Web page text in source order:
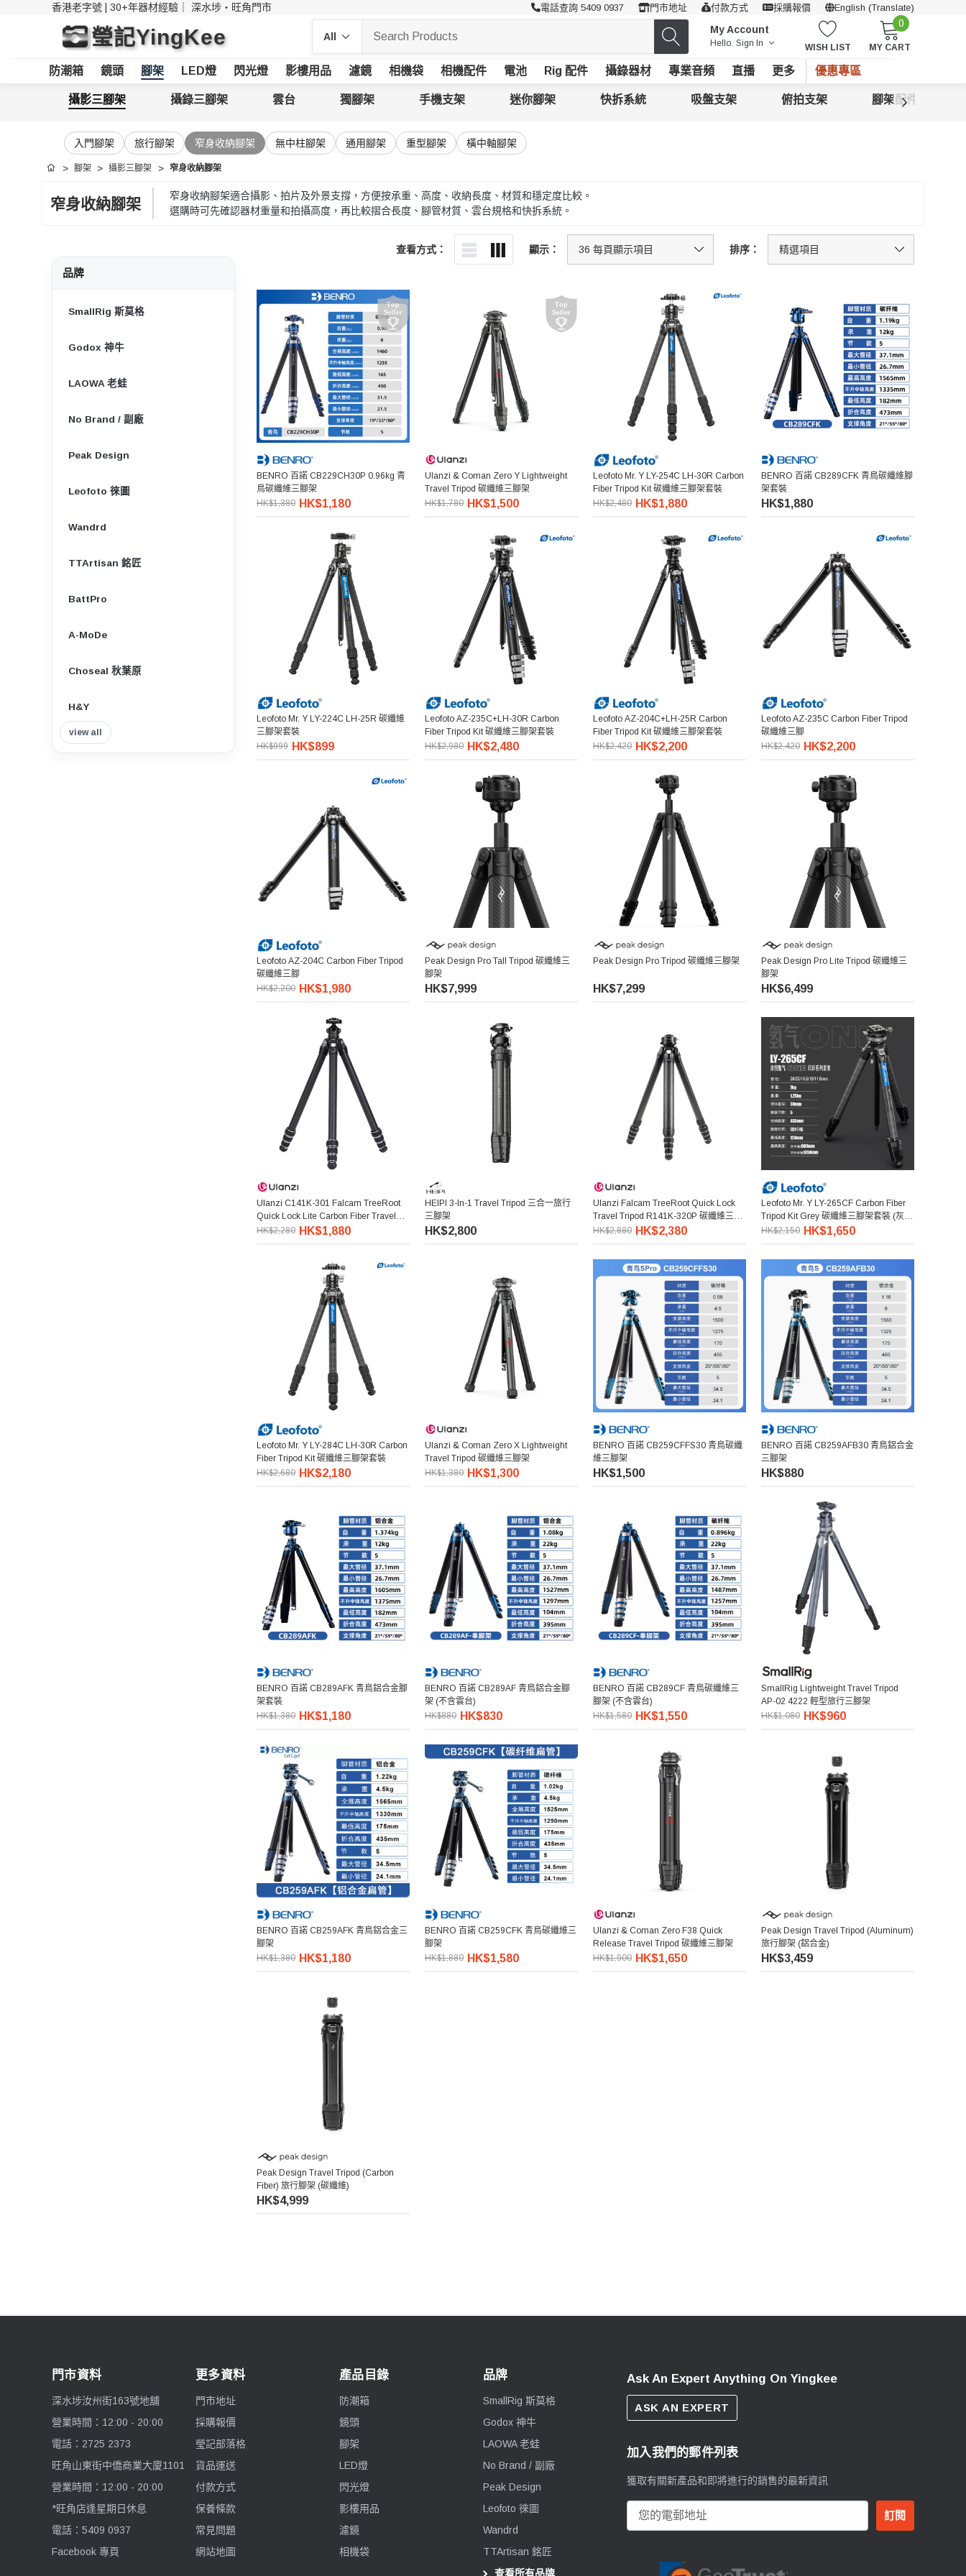
香港老字號 | 30+年器材經驗｜ 深水埗・旺角門市 電話查詢 5409 0937 門市地址 付款方式 採購報價 English (Translate)
瑩記YingKee My Account
Hello. Sign In WISH LIST
0
MY CART
防潮箱 鏡頭 腳架 LED燈 閃光燈 影樓用品 濾鏡 相機袋 相機配件 電池 Rig 配件 攝錄器材 專業音頻 直播 更多 優惠專區
攝影三腳架 攝錄三腳架 雲台 獨腳架 手機支架 迷你腳架 快拆系統 吸盤支架 俯拍支架 腳架配件
入門腳架 旅行腳架 窄身收納腳架 無中柱腳架 通用腳架 重型腳架 橫中軸腳架
首頁 腳架 攝影三腳架 窄身收納腳架
窄身收納腳架
窄身收納腳架適合攝影、拍片及外景支撐，方便按承重、高度、收納長度、材質和穩定度比較。
選購時可先確認器材重量和拍攝高度，再比較摺合長度、腳管材質、雲台規格和快拆系統。
查看方式： 顯示： 排序：
品牌
SmallRig 斯莫格
Godox 神牛
LAOWA 老蛙
No Brand / 副廠
Peak Design
Leofoto 徠圖
Wandrd
TTArtisan 銘匠
BattPro
A-MoDe
Choseal 秋葉原
H&Y
Insta360
Telesin 泰迅
Belkin
ProGrade Digital
view all
BENRO 百諾 CB229CH30P 0.96kg 青
鳥碳纖維三腳架
HK$1,380 HK$1,180
Ulanzi & Coman Zero Y Lightweight
Travel Tripod 碳纖維三腳架
HK$1,780 HK$1,500
Leofoto Mr. Y LY-254C LH-30R Carbon
Fiber Tripod Kit 碳纖維三腳架套裝
HK$2,480 HK$1,880
BENRO 百諾 CB289CFK 青鳥碳纖維腳
架套裝
HK$1,880
Leofoto Mr. Y LY-224C LH-25R 碳纖維
三腳架套裝
HK$999 HK$899
Leofoto AZ-235C+LH-30R Carbon
Fiber Tripod Kit 碳纖維三腳架套裝
HK$2,980 HK$2,480
Leofoto AZ-204C+LH-25R Carbon
Fiber Tripod Kit 碳纖維三腳架套裝
HK$2,420 HK$2,200
Leofoto AZ-235C Carbon Fiber Tripod
碳纖維三腳
HK$2,420 HK$2,200
Leofoto AZ-204C Carbon Fiber Tripod
碳纖維三腳
HK$2,200 HK$1,980
Peak Design Pro Tall Tripod 碳纖維三
腳架
HK$7,999
Peak Design Pro Tripod 碳纖維三腳架
HK$7,299
Peak Design Pro Lite Tripod 碳纖維三
腳架
HK$6,499
Ulanzi C141K-301 Falcam TreeRoot
Quick Lock Lite Carbon Fiber Travel
Tripod Kit 碳纖維三腳架
HK$2,280 HK$1,880
HEIPI 3-In-1 Travel Tripod 三合一旅行
三腳架
HK$2,800
Ulanzi Falcam TreeRoot Quick Lock
Travel Tripod R141K-320P 碳纖維三腳
架
HK$2,880 HK$2,380
Leofoto Mr. Y LY-265CF Carbon Fiber
Tripod Kit Grey 碳纖維三腳架套裝 (灰
色)
HK$2,150 HK$1,650
Leofoto Mr. Y LY-284C LH-30R Carbon
Fiber Tripod Kit 碳纖維三腳架套裝
HK$2,680 HK$2,180
Ulanzi & Coman Zero X Lightweight
Travel Tripod 碳纖維三腳架
HK$1,380 HK$1,300
BENRO 百諾 CB259CFFS30 青鳥碳纖
維三腳架
HK$1,500
BENRO 百諾 CB259AFB30 青鳥鋁合金
三腳架
HK$880
BENRO 百諾 CB289AFK 青鳥鋁合金腳
架套裝
HK$1,380 HK$1,180
BENRO 百諾 CB289AF 青鳥鋁合金腳
架 (不含雲台)
HK$880 HK$830
BENRO 百諾 CB289CF 青鳥碳纖維三
腳架 (不含雲台)
HK$1,580 HK$1,550
SmallRig Lightweight Travel Tripod
AP-02 4222 輕型旅行三腳架
HK$1,080 HK$960
BENRO 百諾 CB259AFK 青鳥鋁合金三
腳架
HK$1,380 HK$1,180
BENRO 百諾 CB259CFK 青鳥碳纖維三
腳架
HK$1,880 HK$1,580
Ulanzi & Coman Zero F38 Quick
Release Travel Tripod 碳纖維三腳架
HK$1,900 HK$1,650
Peak Design Travel Tripod (Aluminum)
旅行腳架 (鋁合金)
HK$3,459
Peak Design Travel Tripod (Carbon
Fiber) 旅行腳架 (碳纖維)
HK$4,999
門市資料
深水埗汝州街163號地舖
營業時間：12:00 - 20:00
電話：2725 2373
旺角山東街中僑商業大廈1101
營業時間：12:00 - 20:00
*旺角店逢星期日休息
電話：5409 0937
Facebook 專頁
更多資料
門市地址
採購報價
瑩記部落格
貨品運送
付款方式
保養條款
常見問題
網站地圖
產品目錄
防潮箱
鏡頭
腳架
LED燈
閃光燈
影樓用品
濾鏡
相機袋
品牌
SmallRig 斯莫格
Godox 神牛
LAOWA 老蛙
No Brand / 副廠
Peak Design
Leofoto 徠圖
Wandrd
TTArtisan 銘匠
查看所有品牌
Ask An Expert Anything On Yingkee
ASK AN EXPERT
加入我們的郵件列表
獲取有關新產品和即將進行的銷售的最新資訊
郵